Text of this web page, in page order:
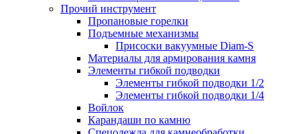
Прочий инструмент
Пропановые горелки
Подъeмные механизмы
Присоски вакуумные Diam-S
Материалы для армирования камня
Элементы гибкой подводки
Элементы гибкой подводки 1/2
Элементы гибкой подводки 1/4
Войлок
Карандаши по камню